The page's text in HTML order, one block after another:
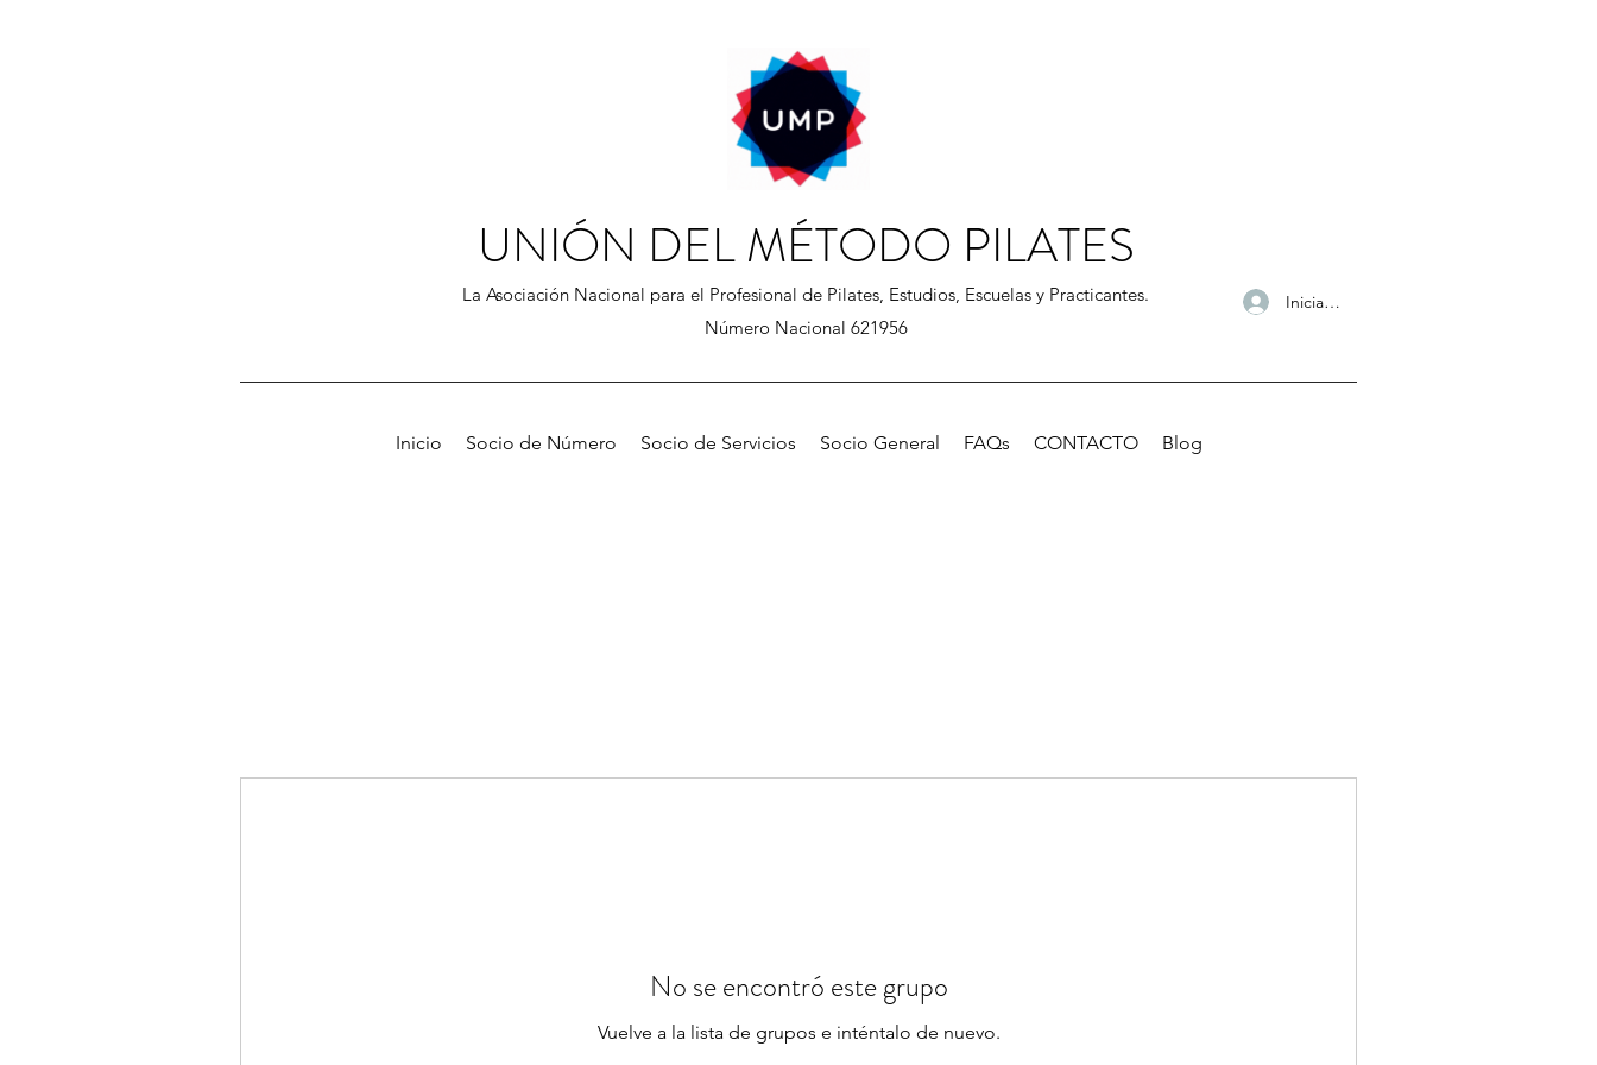
UNIÓN DEL MÉTODO PILATES
La Asociación Nacional para el Profesional de Pilates, Estudios, Escuelas y Practicantes.
Número Nacional 621956
Iniciar sesión
Inicio Socio de Número Socio de Servicios Socio General FAQs CONTACTO Blog
No se encontró este grupo
Vuelve a la lista de grupos e inténtalo de nuevo.